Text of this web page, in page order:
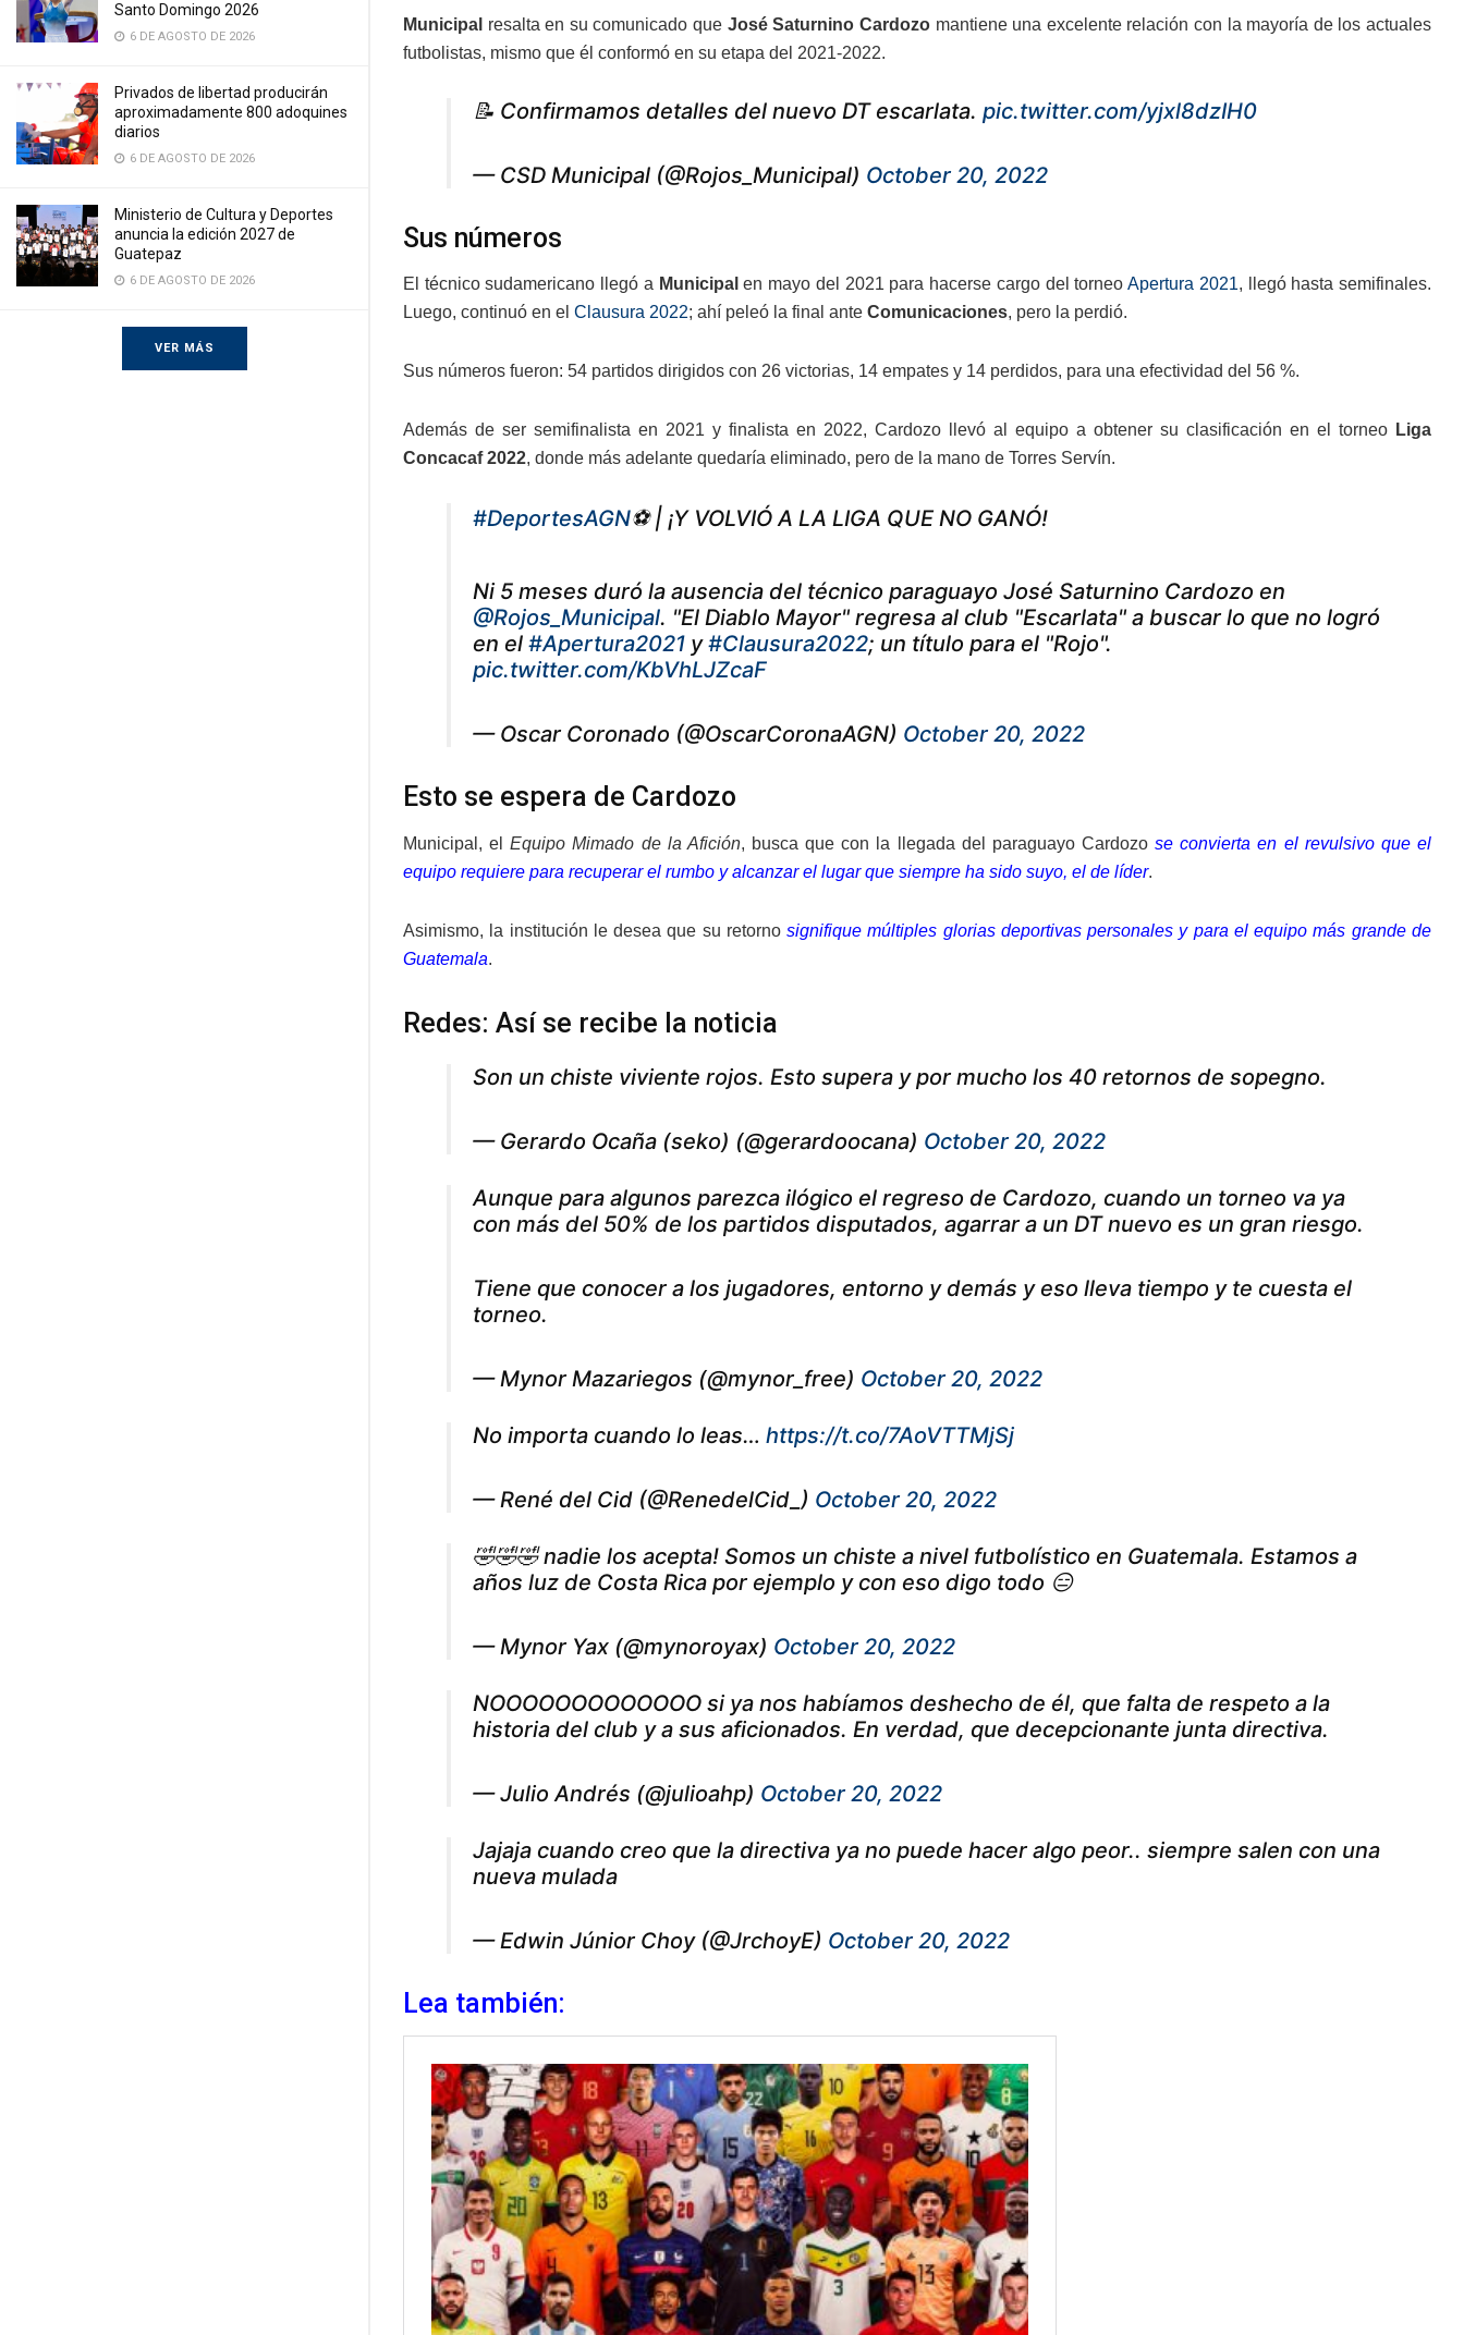
Santo Domingo 2026
6 DE AGOSTO DE 2026
Privados de libertad producirán
aproximadamente 800 adoquines
diarios
6 DE AGOSTO DE 2026
Ministerio de Cultura y Deportes
anuncia la edición 2027 de
Guatepaz
6 DE AGOSTO DE 2026
VER MÁS
Municipal resalta en su comunicado que José Saturnino Cardozomantiene una excelente relación con la mayoría de los actuales
futbolistas, mismo que él conformó en su etapa del 2021-2022.
📝 Confirmamos detalles del nuevo DT escarlata. pic.twitter.com/yjxl8dzIH0
— CSD Municipal (@Rojos_Municipal) October 20, 2022
Sus números
El técnico sudamericano llegó a Municipal en mayo del 2021 para hacerse cargo del torneoApertura 2021, llegó hasta semifinales.
Luego, continuó en el Clausura 2022; ahí peleó la final ante Comunicaciones, pero la perdió.
Sus números fueron: 54 partidos dirigidos con 26 victorias, 14 empates y 14 perdidos, para una efectividad del 56 %.
Además de ser semifinalista en 2021 y finalista en 2022, Cardozo llevó al equipo a obtener su clasificación en el torneo Liga
Concacaf 2022, donde más adelante quedaría eliminado, pero de la mano de Torres Servín.
#DeportesAGN⚽️ | ¡Y VOLVIÓ A LA LIGA QUE NO GANÓ!
Ni 5 meses duró la ausencia del técnico paraguayo José Saturnino Cardozo en
@Rojos_Municipal. "El Diablo Mayor" regresa al club "Escarlata" a buscar lo que no logró
en el #Apertura2021 y#Clausura2022; un título para el "Rojo".
pic.twitter.com/KbVhLJZcaF
— Oscar Coronado (@OscarCoronaAGN) October 20, 2022
Esto se espera de Cardozo
Municipal, el Equipo Mimado de la Afición, busca que con la llegada del paraguayo Cardozose convierta en el revulsivo que el
equipo requiere para recuperar el rumbo y alcanzar el lugar que siempre ha sido suyo, el de líder.
Asimismo, la institución le desea que su retornosignifique múltiples glorias deportivas personales y para el equipo más grande de
Guatemala.
Redes: Así se recibe la noticia
Son un chiste viviente rojos. Esto supera y por mucho los 40 retornos de sopegno.
— Gerardo Ocaña (seko) (@gerardoocana) October 20, 2022
Aunque para algunos parezca ilógico el regreso de Cardozo, cuando un torneo va ya
con más del 50% de los partidos disputados, agarrar a un DT nuevo es un gran riesgo.
Tiene que conocer a los jugadores, entorno y demás y eso lleva tiempo y te cuesta el
torneo.
— Mynor Mazariegos (@mynor_free) October 20, 2022
No importa cuando lo leas… https://t.co/7AoVTTMjSj
— René del Cid (@RenedelCid_) October 20, 2022
🤣🤣🤣 nadie los acepta! Somos un chiste a nivel futbolístico en Guatemala. Estamos a
años luz de Costa Rica por ejemplo y con eso digo todo 😑
— Mynor Yax (@mynoroyax) October 20, 2022
NOOOOOOOOOOOOO si ya nos habíamos deshecho de él, que falta de respeto a la
historia del club y a sus aficionados. En verdad, que decepcionante junta directiva.
— Julio Andrés (@julioahp) October 20, 2022
Jajaja cuando creo que la directiva ya no puede hacer algo peor.. siempre salen con una
nueva mulada
— Edwin Júnior Choy (@JrchoyE) October 20, 2022
Lea también: